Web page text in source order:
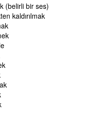
(belirli bir ses)
kaldırılmak